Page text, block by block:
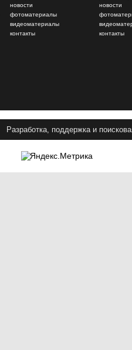
новости
фотоматериалы
видеоматериалы
контакты
новости
контакты
Разработка, поддержка и